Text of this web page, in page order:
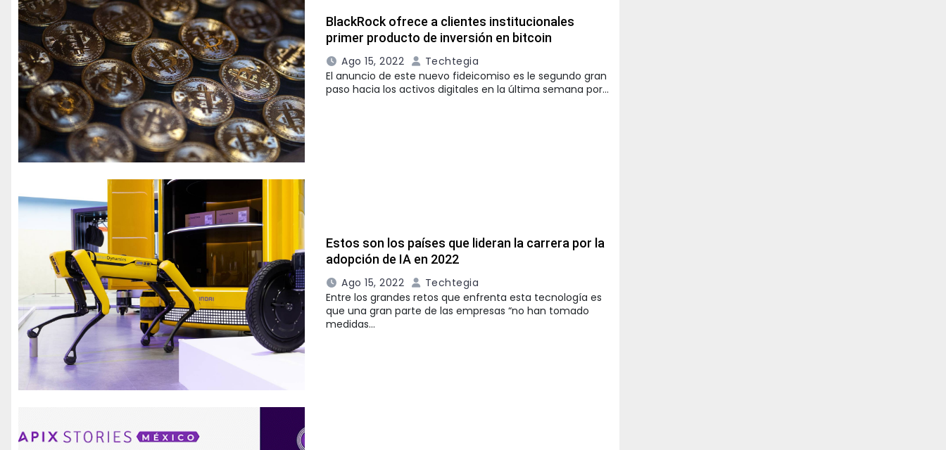
BlackRock ofrece a clientes institucionales
primer producto de inversión en bitcoin
Ago 15, 2022
Techtegia
El anuncio de este nuevo fideicomiso es le segundo gran
paso hacia los activos digitales en la última semana por…
Estos son los países que lideran la carrera por la
adopción de IA en 2022
Ago 15, 2022
Techtegia
Entre los grandes retos que enfrenta esta tecnología es
que una gran parte de las empresas “no han tomado
medidas…